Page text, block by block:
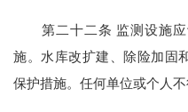
第二十二条 监测设施应
施。水库改扩建、除险加固
保护措施。任何单位或个人不